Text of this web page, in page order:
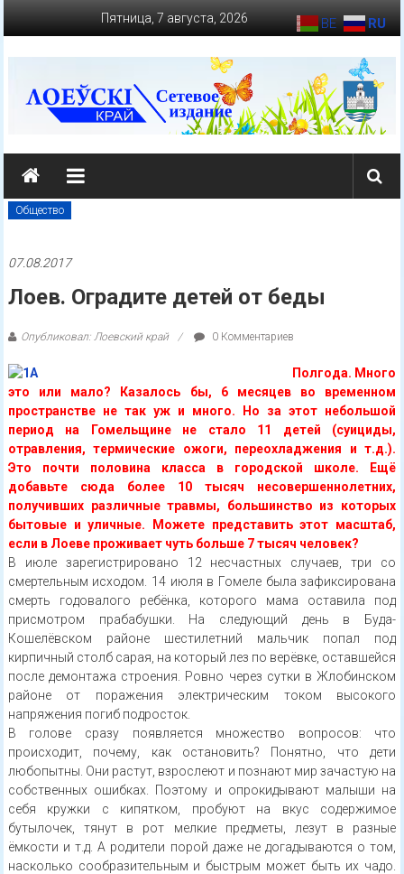
Пятница, 7 августа, 2026
loevkraj.by
Еженедельная
районная
газета
Общество
07.08.2017
Лоев. Оградите детей от беды
Опубликовал: Лоевский край 0 Комментариев
Полгода. Много
это или мало? Казалось бы, 6 месяцев во временном
пространстве не так уж и много. Но за этот небольшой
период на Гомельщине не стало 11 детей (суициды,
отравления, термические ожоги, переохладжения и т.д.).
Это почти половина класса в городской школе. Ещё
добавьте сюда более 10 тысяч несовершеннолетних,
получивших различные травмы, большинство из которых
бытовые и уличные. Можете представить этот масштаб,
если в Лоеве проживает чуть больше 7 тысяч человек?
В июле зарегистрировано 12 несчастных случаев, три со
смертельным исходом. 14 июля в Гомеле была зафиксирована
смерть годовалого ребёнка, которого мама оставила под
присмотром прабабушки. На следующий день в Буда-
Кошелёвском районе шестилетний мальчик попал под
кирпичный столб сарая, на который лез по верёвке, оставшейся
после демонтажа строения. Ровно через сутки в Жлобинском
районе от поражения электрическим током высокого
напряжения погиб подросток.
В голове сразу появляется множество вопросов: что
происходит, почему, как остановить? Понятно, что дети
любопытны. Они растут, взрослеют и познают мир зачастую на
собственных ошибках. Поэтому и опрокидывают малыши на
себя кружки с кипятком, пробуют на вкус содержимое
бутылочек, тянут в рот мелкие предметы, лезут в разные
ёмкости и т.д. А родители порой даже не догадываются о том,
насколько сообразительным и быстрым может быть их чадо.
BE RU